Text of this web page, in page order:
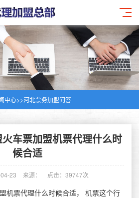
中心>>河北票务加盟问答
车票加盟机票代理什么时
候合适
23 来源： 点击：39747次
机票代理什么时候合适， 机票这个行